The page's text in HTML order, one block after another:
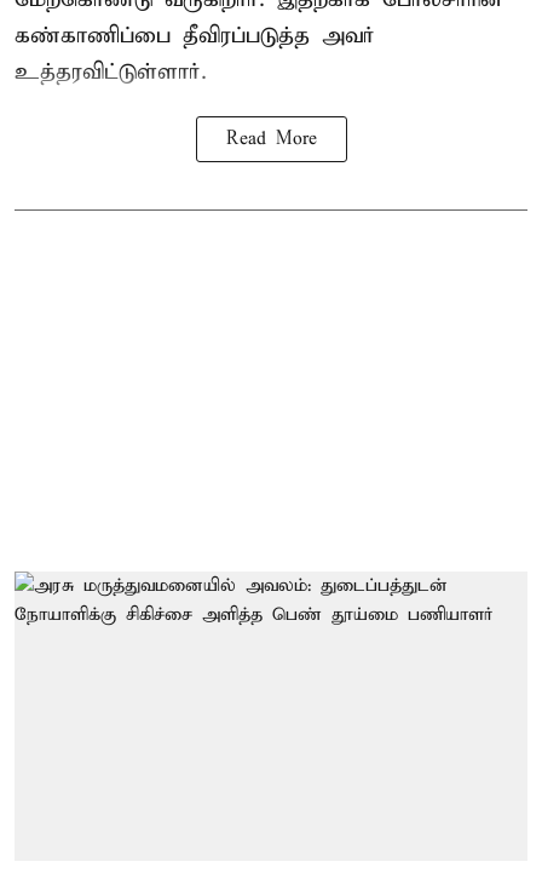
கண்காணிப்பை தீவிரப்படுத்த அவர்
உத்தரவிட்டுள்ளார்.
Read More